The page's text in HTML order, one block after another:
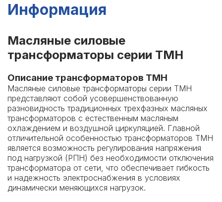
Информация
Масляные силовые
трансформаторы серии ТМН
Описание трансформаторов ТМН
Масляные силовые трансформаторы серии ТМН
представляют собой усовершенствованную
разновидность традиционных трехфазных масляных
трансформаторов с естественным масляным
охлаждением и воздушной циркуляцией. Главной
отличительной особенностью трансформаторов ТМН
является возможность регулирования напряжения
под нагрузкой (РПН) без необходимости отключения
трансформатора от сети, что обеспечивает гибкость
и надежность электроснабжения в условиях
динамически меняющихся нагрузок.